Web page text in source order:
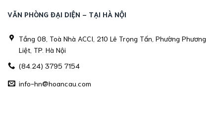
VĂN PHÒNG ĐẠI DIỆN - TẠI HÀ NỘI
Tầng 08, Toà Nhà ACCI, 210 Lê Trọng Tấn, Phường Phương
Liệt, TP. Hà Nội
(84.24) 3795 7154
info-hn@hoancau.com